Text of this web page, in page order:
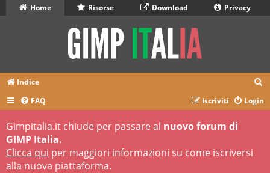
Home Risorse Download Privacy
Indice
r
FAQ Login
Iscriviti
Gimpitalia.it chiude per passare al nuovo forum di
GIMP Italia.
Clicca qui per maggiori informazioni su come iscriversi
alla nuova piattaforma.